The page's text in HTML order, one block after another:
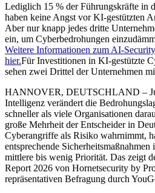
Lediglich 15 % der Führungskräfte in
haben keine Angst vor KI-gestützten
Aber nur knapp jedes dritte
ein, um Cyberbedrohungen
Weitere Informationen zum AI-
hier.Für Investitionen in KI-gestützte
sehen zwei Drittel der Unternehmen
HANNOVER, DEUTSCHLAND –
Intelligenz verändert die
schneller als viele Organisationen
große Mehrheit der Entscheider in
Cyberangriffe als Risiko wahrnimmt,
entsprechende
mittlere bis wenig Priorität. Das zeigt
Report 2026 von Hornetsecurity by
repräsentativen Befragung durch